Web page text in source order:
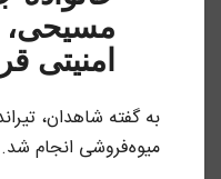
امنیتی
به گفته شاهدان،
میوه‌فروشی انجام شد.